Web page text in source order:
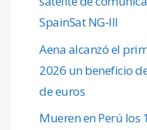
SpainSat NG-III
Aena alcanzó el
2026 un beneficio
de euros
Mueren en Perú los